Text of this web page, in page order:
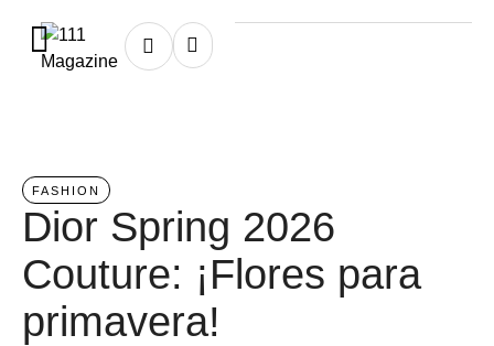
Home / fashion
FASHION
Dior Spring 2026
Couture: ¡Flores para
primavera!